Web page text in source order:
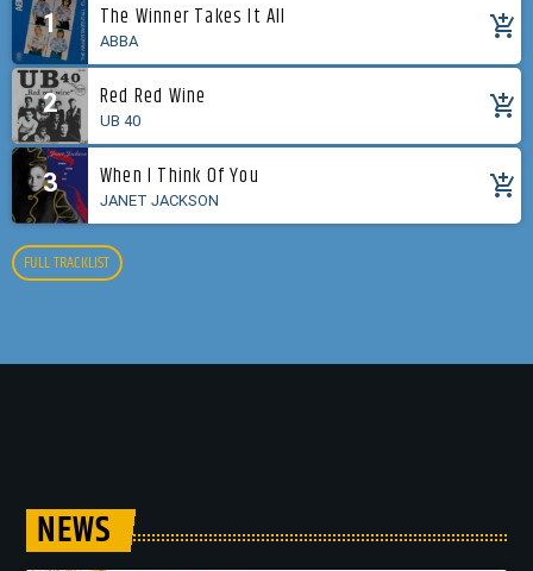
1 The Winner Takes It All
ABBA add_shopping_cart
2 Red Red Wine
UB 40 add_shopping_cart
3 When I Think Of You
JANET JACKSON add_shopping_cart
FULL TRACKLIST
NEWS